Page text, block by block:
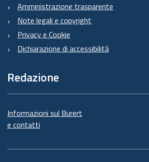
Amministrazione trasparente
Note legali e copyright
Privacy e Cookie
Dichiarazione di accessibilità
Redazione
Informazioni sul Burert
e contatti